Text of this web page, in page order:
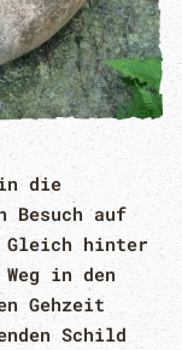
die
Besuch auf
Gleich hinter
in den
Gehzeit
Schild